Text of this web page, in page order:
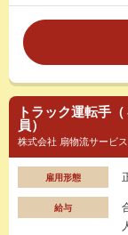
トラック運転手
員）
株式会社 扇物流サービス
雇用形態
給与